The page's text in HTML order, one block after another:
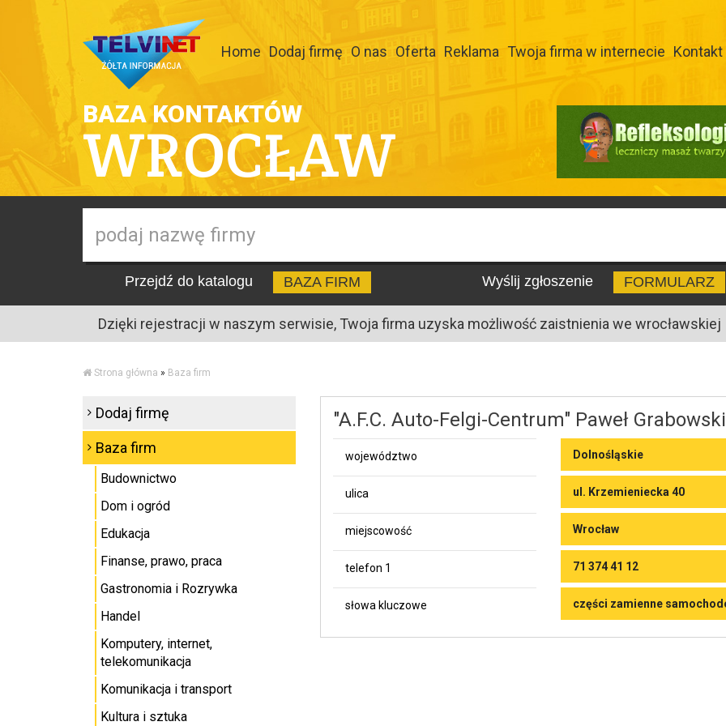
Home Dodaj firmę O nas Oferta Reklama Twoja firma w internecie Kontakt
BAZA KONTAKTÓW
WROCŁAW
Przejdź do katalogu BAZA FIRM Wyślij zgłoszenie FORMULARZ
Dzięki rejestracji w naszym serwisie, Twoja firma uzyska możliwość zaistnienia we wrocławskiej
Strona główna » Baza firm
"A.F.C. Auto-Felgi-Centrum" Paweł Grabowski
województwo Dolnośląskie
ulica ul. Krzemieniecka 40
miejscowość Wrocław
telefon 1 71 374 41 12
słowa kluczowe części zamienne
Dodaj firmę
Baza firm
Budownictwo
Dom i ogród
Edukacja
Finanse, prawo, praca
Gastronomia i Rozrywka
Handel
Komputery, internet,
telekomunikacja
Komunikacja i transport
Kultura i sztuka